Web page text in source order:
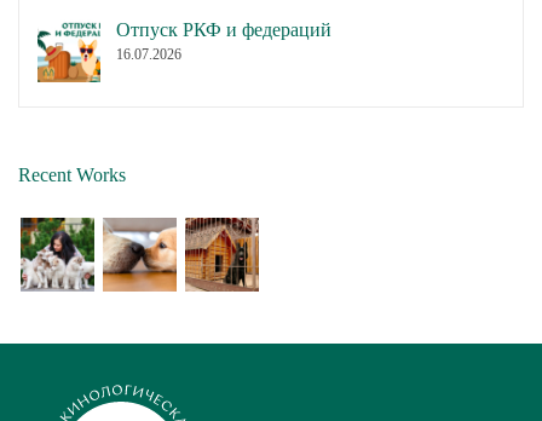
Отпуск РКФ и федераций
16.07.2026
Recent Works